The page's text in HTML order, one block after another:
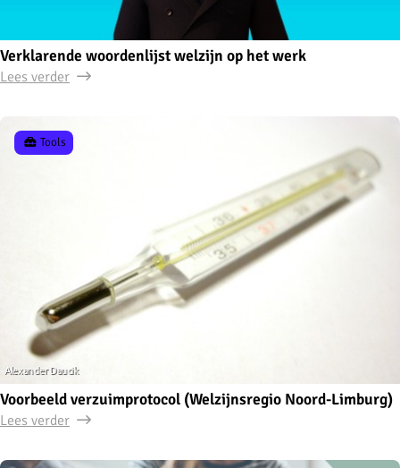
Verklarende woordenlijst welzijn op het werk
Lees verder
Voorbeeld verzuimprotocol (Welzijnsregio Noord-Limburg)
Tools
Lees verder